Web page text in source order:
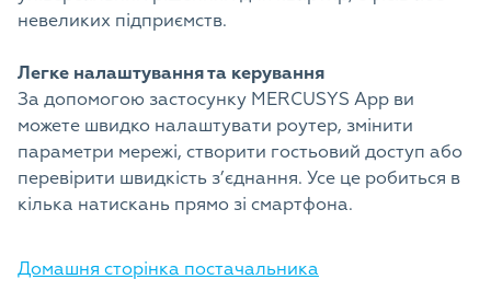
невеликих підприємств.
Легке налаштування та керування
За допомогою застосунку MERCUSYS App ви
можете швидко налаштувати роутер, змінити
параметри мережі, створити гостьовий доступ або
перевірити швидкість з’єднання. Усе це робиться в
кілька натискань прямо зі смартфона.
Домашня сторінка постачальника